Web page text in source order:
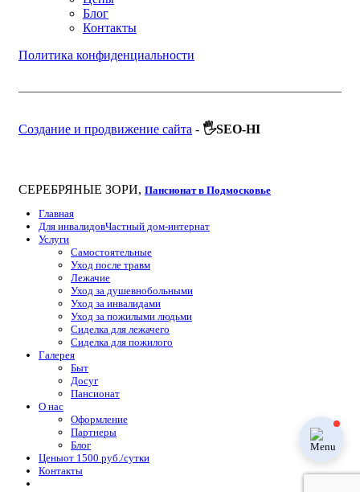
Блог
Контакты
Политика конфиденциальности
Создание и продвижение сайта - 🖐SEO-HI
СЕРЕБРЯНЫЕ ЗОРИ, Пансионат в Подмосковье
Главная
Для инвалидовЧастный дом-интернат
Услуги
Самостоятельные
Уход после травм
Лежачие
Уход за душевнобольными
Уход за инвалидами
Уход за пожилыми людьми
Сиделка для лежачего
Сиделка для пожилого
Галерея
Быт
Досуг
Пансионат
О нас
Оформление
Партнеры
Блог
Ценыот 1500 руб./сутки
Контакты